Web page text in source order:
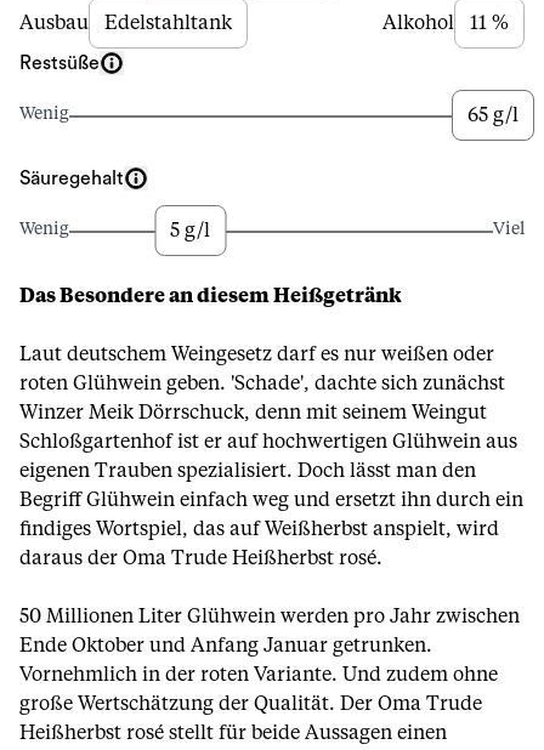
Ausbau Edelstahltank Alkohol 11 %
Restsüße
Wenig 65 g/l
Viel
Säuregehalt
Wenig 5 g/l Viel
Das Besondere an diesem Heißgetränk
Laut deutschem Weingesetz darf es nur weißen oder
roten Glühwein geben. 'Schade', dachte sich zunächst
Winzer Meik Dörrschuck, denn mit seinem Weingut
Schloßgartenhof ist er auf hochwertigen Glühwein aus
eigenen Trauben spezialisiert. Doch lässt man den
Begriff Glühwein einfach weg und ersetzt ihn durch ein
findiges Wortspiel, das auf Weißherbst anspielt, wird
daraus der Oma Trude Heißherbst rosé.
50 Millionen Liter Glühwein werden pro Jahr zwischen
Ende Oktober und Anfang Januar getrunken.
Vornehmlich in der roten Variante. Und zudem ohne
große Wertschätzung der Qualität. Der Oma Trude
Heißherbst rosé stellt für beide Aussagen einen